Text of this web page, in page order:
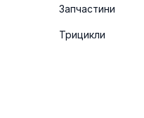
Запчастини
Трицикли